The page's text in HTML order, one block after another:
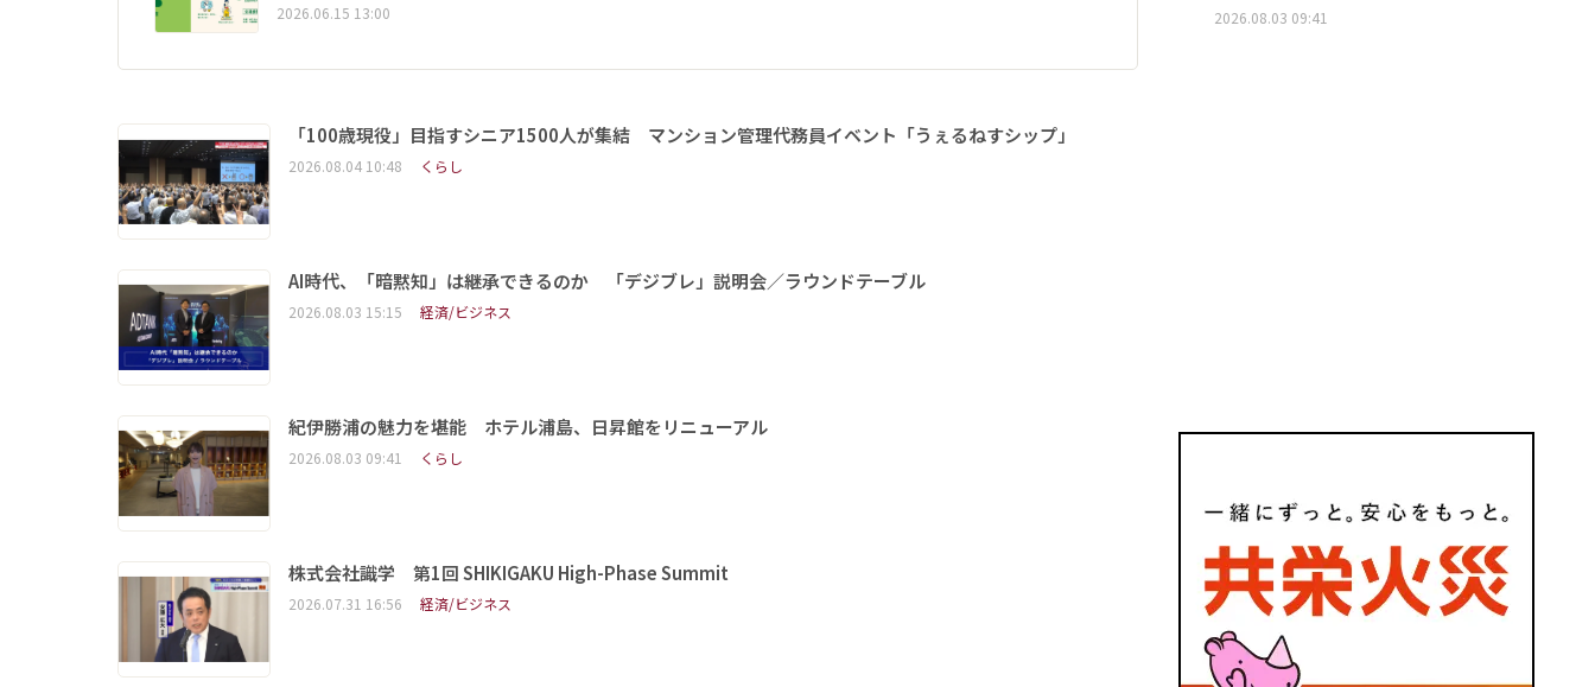
2026.06.15 13:00
「100歳現役」目指すシニア1500人が集結 マンション管理代務員イベント「うぇるねすシップ」
2026.08.04 10:48 くらし
AI時代、「暗黙知」は継承できるのか 「デジブレ」説明会／ラウンドテーブル
2026.08.03 15:15 経済/ビジネス
紀伊勝浦の魅力を堪能 ホテル浦島、日昇館をリニューアル
2026.08.03 09:41 くらし
株式会社識学 第1回 SHIKIGAKU High-Phase Summit
2026.07.31 16:56 経済/ビジネス
2026.08.03 09:41